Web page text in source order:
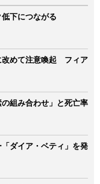
下につながる
改めて注意喚起 フィア
組み合わせ」と死亡率
ダイア・ベティ」を発